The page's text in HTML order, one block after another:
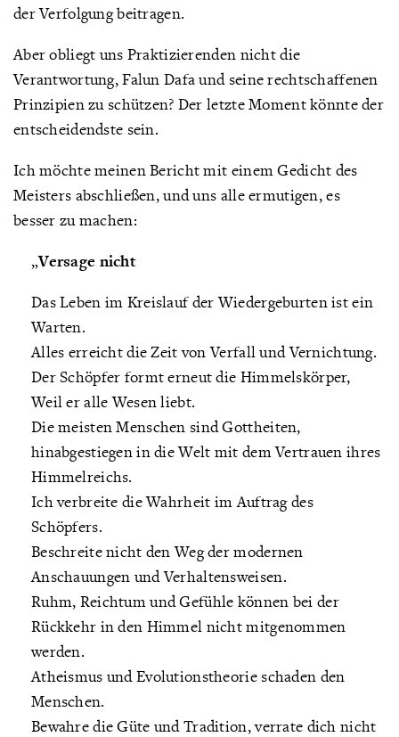
der Verfolgung beitragen.
Aber obliegt uns Praktizierenden nicht die
Verantwortung, Falun Dafa und seine rechtschaffenen
Prinzipien zu schützen? Der letzte Moment könnte der
entscheidendste sein.
Ich möchte meinen Bericht mit einem Gedicht des
Meisters abschließen, und uns alle ermutigen, es
besser zu machen:
„Versage nicht
Das Leben im Kreislauf der Wiedergeburten ist ein
Warten.
Alles erreicht die Zeit von Verfall und Vernichtung.
Der Schöpfer formt erneut die Himmelskörper,
Weil er alle Wesen liebt.
Die meisten Menschen sind Gottheiten,
hinabgestiegen in die Welt mit dem Vertrauen ihres
Himmelreichs.
Ich verbreite die Wahrheit im Auftrag des
Schöpfers.
Beschreite nicht den Weg der modernen
Anschauungen und Verhaltensweisen.
Ruhm, Reichtum und Gefühle können bei der
Rückkehr in den Himmel nicht mitgenommen
werden.
Atheismus und Evolutionstheorie schaden den
Menschen.
Bewahre die Güte und Tradition, verrate dich nicht